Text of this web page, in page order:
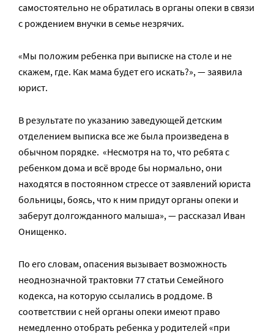
самостоятельно не обратилась в органы опеки в связи
с рождением внучки в семье незрячих.
«Мы положим ребенка при выписке на столе и не
скажем, где. Как мама будет его искать?», — заявила
юрист.
В результате по указанию заведующей детским
отделением выписка все же была произведена в
обычном порядке. «Несмотря на то, что ребята с
ребенком дома и всё вроде бы нормально, они
находятся в постоянном стрессе от заявлений юриста
больницы, боясь, что к ним придут органы опеки и
заберут долгожданного малыша», — рассказал Иван
Онищенко.
По его словам, опасения вызывает возможность
неоднозначной трактовки 77 статьи Семейного
кодекса, на которую ссылались в роддоме. В
соответствии с ней органы опеки имеют право
немедленно отобрать ребенка у родителей «при